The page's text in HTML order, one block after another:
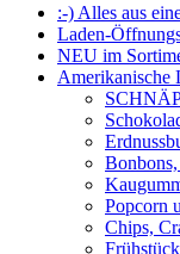
:-) Alles aus
Laden-
NEU im
Amerikanische
Popcorn
Chips,